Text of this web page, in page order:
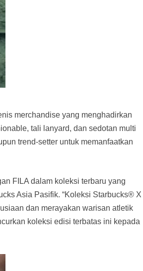
merchandise yang menghadirkan
tali lanyard, dan sedotan multi
trend-setter untuk memanfaatkan
FILA dalam koleksi terbaru yang
Asia Pasifik. “Koleksi Starbucks® X
dan merayakan warisan atletik
koleksi edisi terbatas ini kepada